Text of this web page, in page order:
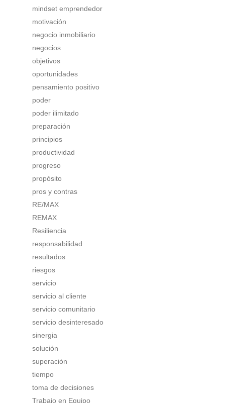
mindset emprendedor
motivación
negocio inmobiliario
negocios
objetivos
oportunidades
pensamiento positivo
poder
poder ilimitado
preparación
principios
productividad
progreso
propósito
pros y contras
RE/MAX
REMAX
Resiliencia
responsabilidad
resultados
riesgos
servicio
servicio al cliente
servicio comunitario
servicio desinteresado
sinergia
solución
superación
tiempo
toma de decisiones
Trabajo en Equipo